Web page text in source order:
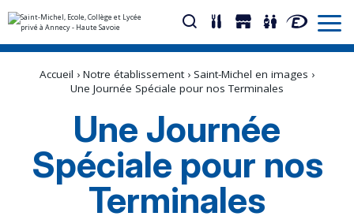
Aller
Outils
Accueil › Notre établissement › Saint-Michel en images ›
Une Journée Spéciale pour nos Terminales
Une Journée
Spéciale pour nos
Terminales